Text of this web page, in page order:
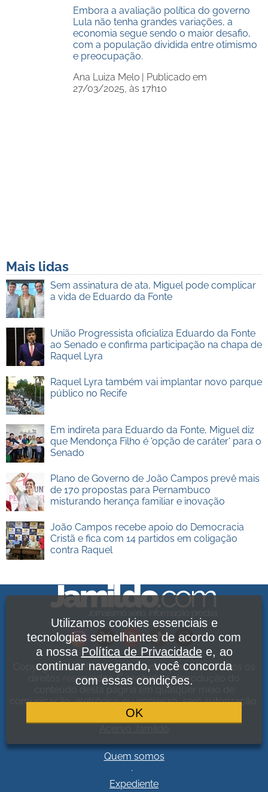
Embora a avaliação política do governo
Lula não tenha grandes variações, a
economia segue sendo o maior desafio,
com a população dividida entre otimismo
e preocupação.
Ana Luiza Melo | Publicado em
27/03/2025, às 17h10
Mais lidas
Sem assinatura de ata, Miguel pode complicar
a vida de Eduardo da Fonte
União Progressista oficializa Eduardo da Fonte
ao Senado e confirma participação na chapa de
Raquel Lyra
Raquel Lyra também vai implantar novo parque
público no Recife
Em indireta para Eduardo da Fonte, Miguel diz
que Mendonça Filho é 'opção de caráter' para o
Senado
Plano de Governo de João Campos prevê mais
de 170 propostas para Pernambuco
misturando herança familiar e inovação
João Campos recebe apoio do Democracia
Cristã e fica com 14 partidos em coligação
contra Raquel
Copyright Jamildo Melo Comunicações Ltda. Todos os
direitos reservados. É proibida a reprodução do
conteúdo desta página em qualquer meio de
comunicação, eletrônico ou impresso, sem autorização.
Política de Privacidade
Quem somos
.
Expediente
Utilizamos cookies essenciais e
tecnologias semelhantes de acordo com
a nossa Política de Privacidadee, ao
continuar navegando, você concorda
com essas condições.
OK